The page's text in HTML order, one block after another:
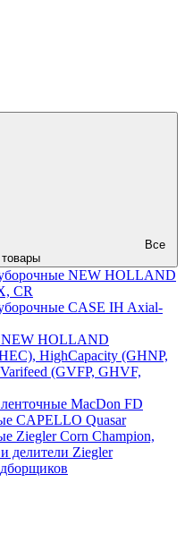
Все
товары
NEW HOLLAND
CR
CASE IH Axial-
NEW HOLLAND
HighCapacity (GHNP,
(GVFP, GHVF,
MacDon FD
CAPELLO Quasar
Ziegler Corn Champion,
делители Ziegler